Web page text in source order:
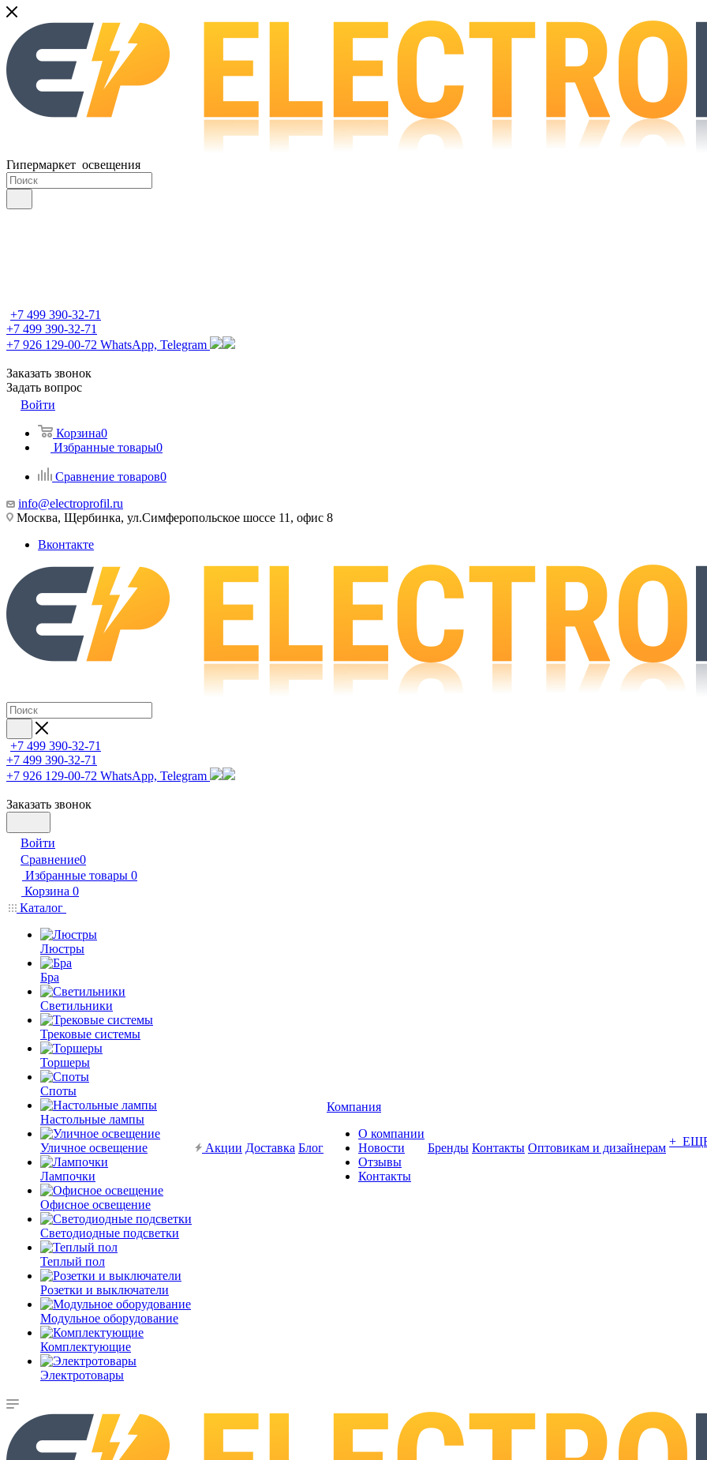
Гипермаркет освещения
+7 499 390-32-71
+7 499 390-32-71
+7 926 129-00-72 WhatsApp, Telegram
Заказать звонок
Задать вопрос
Войти
Корзина0
Избранные товары0
Сравнение товаров0
info@electroprofil.ru
Москва, Щербинка, ул.Симферопольское шоссе 11, офис 8
Вконтакте
+7 499 390-32-71
+7 499 390-32-71
+7 926 129-00-72 WhatsApp, Telegram
Заказать звонок
Войти
Сравнение0
Избранные товары 0
Корзина 0
Каталог
Люстры
Бра
Светильники
Трековые системы
Торшеры
Споты
Настольные лампы
Уличное освещение
Лампочки
Офисное освещение
Светодиодные подсветки
Теплый пол
Розетки и выключатели
Модульное оборудование
Комплектующие
Электротовары
Акции Доставка Блог
Компания
О компании
Новости
Отзывы
Контакты
Бренды Контакты Оптовикам и дизайнерам +